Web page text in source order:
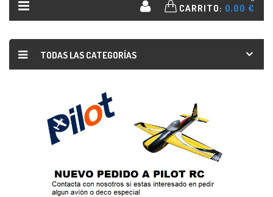
CARRITO: 0,00 €
TODAS LAS CATEGORÍAS